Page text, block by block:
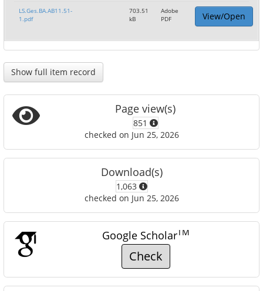
LS.Ges.BA.AB11.51-
1.pdf
703.51
kB
Adobe
PDF
View/Open
Show full item record
Page view(s)
851
checked on Jun 25, 2026
Download(s)
1,063
checked on Jun 25, 2026
Google ScholarTM
Check